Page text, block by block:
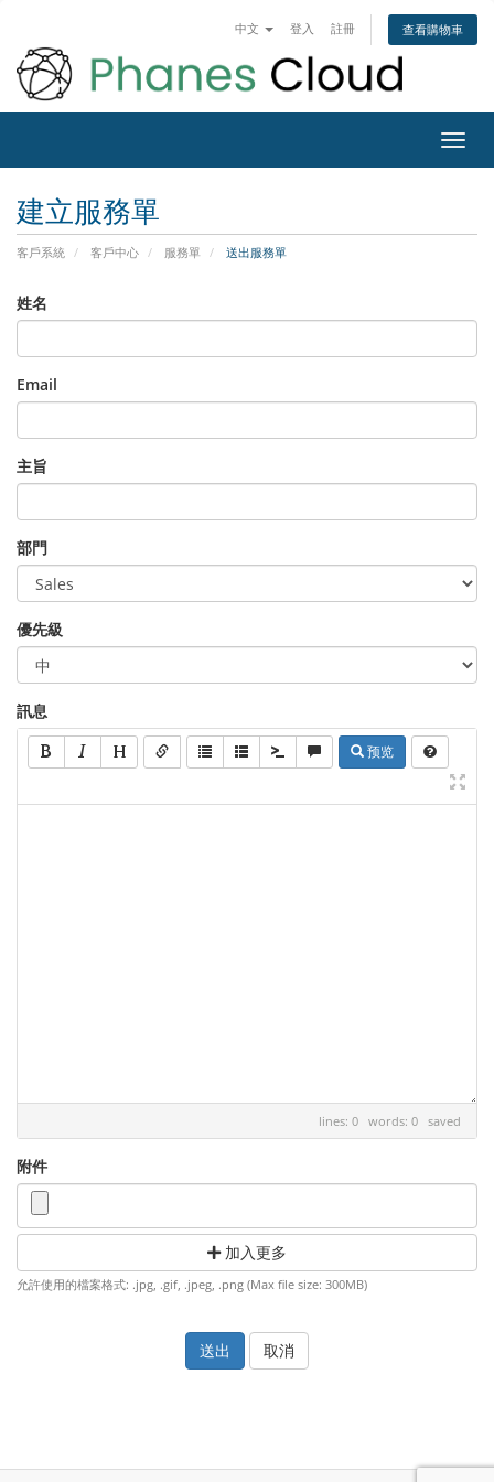
中文 登入 註冊 查看購物車
建立服務單
客戶系統 客戶中心 服務單 送出服務單
姓名
Email
主旨
部門
優先級
訊息
预览
lines: 0 words: 0 saved
附件
加入更多
允許使用的檔案格式: .jpg, .gif, .jpeg, .png (Max file size: 300MB)
取消